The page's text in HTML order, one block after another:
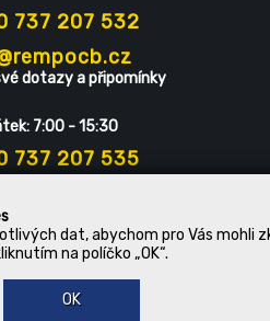
dat, abychom pro Vás mohli
na políčko „OK“.
OK
737 207 532
dotazy a připomínky
7:00 - 15:30
737 207 535